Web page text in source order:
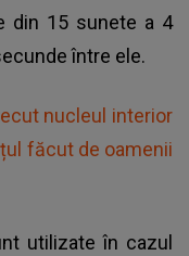
din 15 sunete a 4
între ele.
nucleul interior
făcut de oamenii
utilizate în cazul